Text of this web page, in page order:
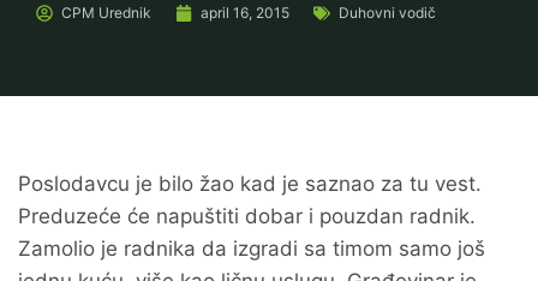
CPM Urednik april 16, 2015 Duhovni vodič
Poslodavcu je bilo žao kad je saznao za tu vest.
Preduzeće će napuštiti dobar i pouzdan radnik.
Zamolio je radnika da izgradi sa timom samo još